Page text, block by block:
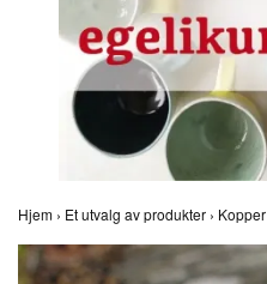
Hjem › Et utvalg av produkter › Kopper